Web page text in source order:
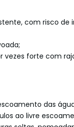
com risco de
vezes forte com
das
ao livre